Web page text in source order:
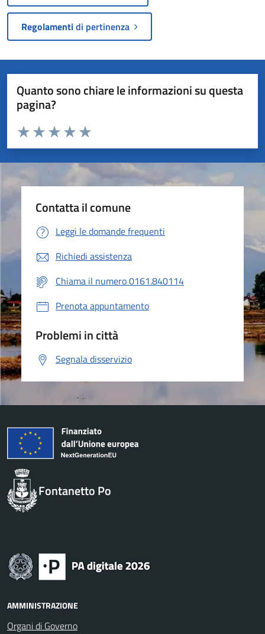
Regolamentidi pertinenza
Quanto sono chiare le informazioni su questa
pagina?
Valuta da 1 a 5 stelle la pagina
Valuta 5 stelle su 5
Valuta 4 stelle su 5
Valuta 3 stelle su 5
Valuta 2 stelle su 5
Valuta 1 stelle su 5
Contatta il comune
Leggi le domande frequenti
Richiedi assistenza
Chiama il numero 0161.840114
Prenota appuntamento
Problemi in città
Segnala disservizio
Fontanetto Po
AMMINISTRAZIONE
Organi di Governo